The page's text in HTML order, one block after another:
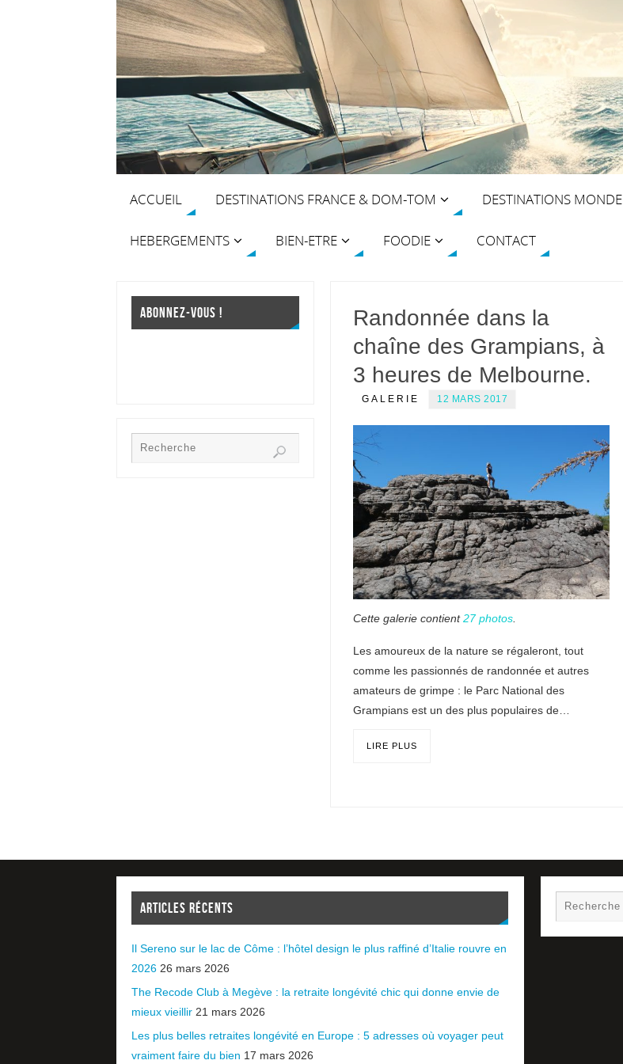
ACCUEIL DESTINATIONS FRANCE & DOM-TOM DESTINATIONS MONDE
HEBERGEMENTS BIEN-ETRE FOODIE CONTACT
Randonnée dans la
chaîne des Grampians, à
3 heures de Melbourne.
GALERIE 12 MARS 2017
Cette galerie contient27 photos
Les amoureux de la nature se régaleront, tout
comme les passionnés de randonnée et autres
amateurs de grimpe : le Parc National des
Grampians est un des plus populaires de…
LIRE PLUS
ABONNEZ-VOUS !
ARTICLES RÉCENTS
Il Sereno sur le lac de Côme : l’hôtel design le plus raffiné d’Italie rouvre en
2026 26 mars 2026
The Recode Club à Megève : la retraite longévité chic qui donne envie de
mieux vieillir 21 mars 2026
Les plus belles retraites longévité en Europe : 5 adresses où voyager peut
vraiment faire du bien 17 mars 2026